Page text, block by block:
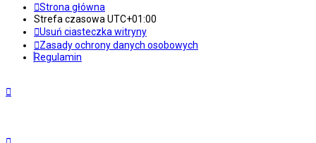
Strona główna
Strefa czasowa UTC+01:00
Usuń ciasteczka witryny
Zasady ochrony danych osobowych
Regulamin